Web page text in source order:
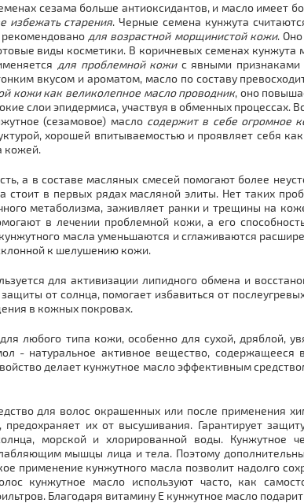
сезама больше антиоксидантов, и масло имеет
избежать старения. Черные семена кунжута
для возрастной морщинистой кожи.
виды косметики. В коричневых семенах кунжута
для проблемной кожис явными признаками
вкусом и ароматом, масло по составу
кожи как великолепное масло проводник, оно
слои эпидермиса, участвуя в обменных процессах.
(сезамовое) масло содержит в себе огромное
хорошей впитываемостью и проявляет себя
кожей.
а в составе масляных смесей помогают более
стоит в первых рядах масляной элиты. Нет таких
метаболизма, заживляет ранки и трещины на
в лечении проблемной кожи, а его
масла уменьшаются и сглаживаются
к шелушению кожи.
для активизации липидного обмена и
от солнца, помогает избавиться от
в кожных покровах.
любого типа кожи, особенно для сухой, дряблой,
- натуральное активное вещество, содержащееся
делает кунжутное масло эффективным
для волос окрашенных или после применения
их от высушивания. Гарантирует
морской и хлорированной воды. Кунжутное
мышцы лица и тела. Поэтому
применение кунжутного масла позволит надолго
кунжутное масло используют часто, как
Благодаря витамину Е кунжутное масло